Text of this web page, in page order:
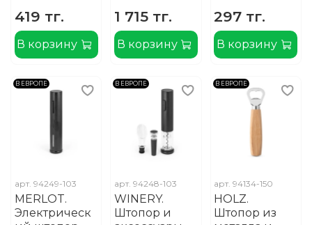
419 тг.
В корзину
1 715 тг.
В корзину
297 тг.
В корзину
В ЕВРОПЕ
арт. 94249-103
MERLOT.
Электрическ
В ЕВРОПЕ
арт.94248-103
WINERY.
Штопор и
В ЕВРОПЕ
арт.94134-150
HOLZ.
Штопор из